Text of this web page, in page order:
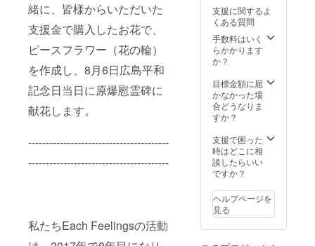
緒に、皆様からいただいた
支援金で購入したお花で、
ピースフラワー（花の輪）
を作成し、8月6日広島平和
記念日当日に原爆慰霊碑に
献花します。
----------------------------------------
----------------------------------------
私たちEach Feelingsの活動
の種 or
針と波
紋 or 千
年物語
（本：
エッセ
イ集 風
子女
子）
イン入
りで贈
呈（ど
ちらか
お一
下記か
ら１つ
選択し
て頂け
ご希望
の商品
を備考
欄にご
ださ
い。
（CD：
君が愛
支援に関するよ
くある質問
手数料はいく
らかかります
か？
目標金額に届
かなかった場
合どうなりま
すか？
支援で困った
時はどこに相
談したらいい
ですか？
ヘルプページを
見る